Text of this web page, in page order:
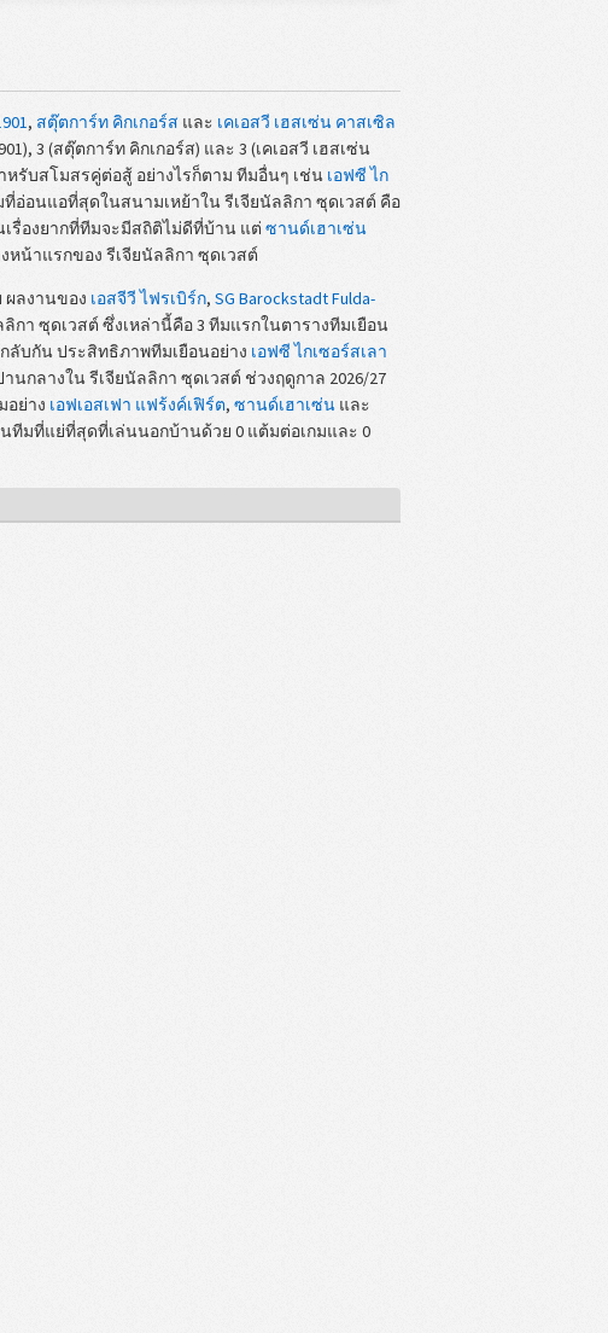
, สตุ๊ตการ์ท คิกเกอร์ส และ เคเอสวี เฮสเซ่น คาสเซิล
3 (สตุ๊ตการ์ท คิกเกอร์ส) และ 3 (เคเอสวี เฮสเซ่น
หรับสโมสรคู่ต่อสู้ อย่างไรก็ตาม ทีมอื่นๆ เช่น เอฟซี ไก
อ่อนแอที่สุดในสนามเหย้าใน รีเจียนัลลิกา ซุดเวสต์ คือ
รื่องยากที่ทีมจะมีสถิติไม่ดีที่บ้าน แต่ ซานด์เฮาเซ่น
หน้าแรกของ รีเจียนัลลิกา ซุดเวสต์
ผลงานของ เอสจีวี ไฟรเบิร์ก, SG Barockstadt Fulda-
า ซุดเวสต์ ซึ่งเหล่านี้คือ 3 ทีมแรกในตารางทีมเยือน
ลับกัน ประสิทธิภาพทีมเยือนอย่าง เอฟซี ไกเซอร์สเลา
านกลางใน รีเจียนัลลิกา ซุดเวสต์ ช่วงฤดูกาล 2026/27
อย่าง เอฟเอสเฟา แฟร้งค์เฟิร์ต, ซานด์เฮาเซ่น และ
นทีมที่แย่ที่สุดที่เล่นนอกบ้านด้วย 0 แต้มต่อเกมและ 0